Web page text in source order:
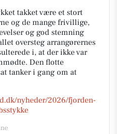
takket være et stort
og de mange frivillige,
og god stemning
oversteg arrangørernes
i, at der ikke var
Den flotte
tanker i gang om at
nyheder/2026/fjorden-